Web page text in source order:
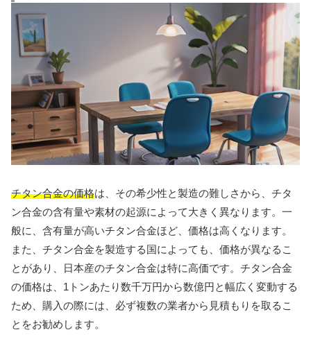
チタン合金の価格は、その希少性と製造の難しさから、チタ
ン合金の含有量や素材の起源によって大きく異なります。一
般に、含有量が高いチタン合金ほど、価格は高くなります。
また、チタン合金を製造する国によっても、価格が異なるこ
とがあり、日本産のチタン合金は特に高価です。チタン合金
の価格は、1トンあたり数千万円から数億円と幅広く変動する
ため、購入の際には、必ず複数の業者から見積もりを取るこ
とをお勧めします。